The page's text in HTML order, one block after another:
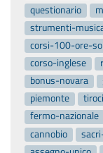
questionario
strumenti-
corsi-100-ore-
corso-inglese
bonus-novara
piemonte
fermo-nazionale
cannobio